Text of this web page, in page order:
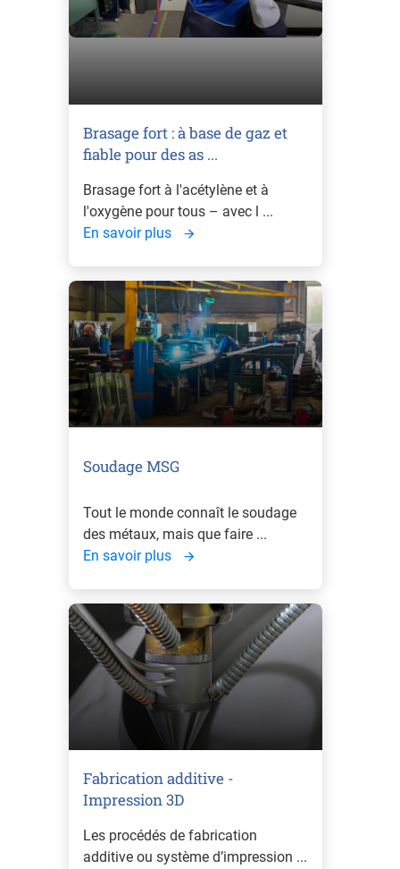
Brasage fort : à base de gaz et
fiable pour des as ...
Brasage fort à l'acétylène et à
l'oxygène pour tous – avec l ...
En savoir plus
Soudage MSG
Tout le monde connaît le soudage
des métaux, mais que faire ...
En savoir plus
Fabrication additive -
Impression 3D
Les procédés de fabrication
additive ou système d’impression ...